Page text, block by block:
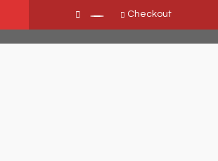
Checkout